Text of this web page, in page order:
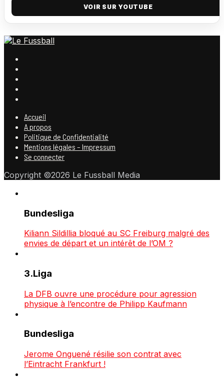
VOIR SUR YOUTUBE
Accueil
A propos
Politique de Confidentialité
Mentions légales – Impressum
Se connecter
Copyright ©2026 Le Fussball Media
Bundesliga
Kiliann Sildillia bloqué au SC Freiburg malgré des
envies de départ et un intérêt de l’OM ?
3.Liga
La DFB ouvre une procédure pour agression
physique à l’encontre de Philipp Kaufmann
Bundesliga
Jerome Onguené résilie son contrat avec
l’Eintracht Frankfurt !